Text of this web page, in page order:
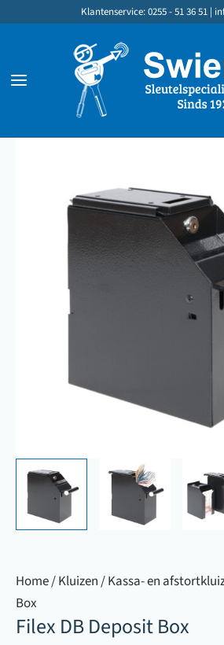
inhoud
Klantenservice: 0255 - 51 36 51 |
Home/Kluizen/Kassa- en
Box
Filex DB Deposit Box